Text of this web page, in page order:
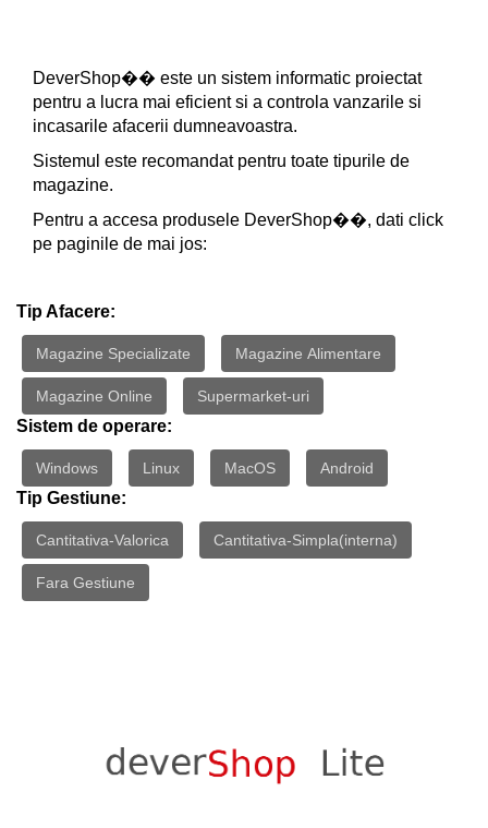
DeverShop�� este un sistem informatic proiectat
pentru a lucra mai eficient si a controla vanzarile si
incasarile afacerii dumneavoastra.
Sistemul este recomandat pentru toate tipurile de
magazine.
Pentru a accesa produsele DeverShop��, dati click
pe paginile de mai jos:
Tip Afacere:
Magazine Specializate Magazine Alimentare
Magazine Online Supermarket-uri
Sistem de operare:
Windows Linux MacOS Android
Tip Gestiune:
Cantitativa-Valorica Cantitativa-Simpla(interna)
Fara Gestiune